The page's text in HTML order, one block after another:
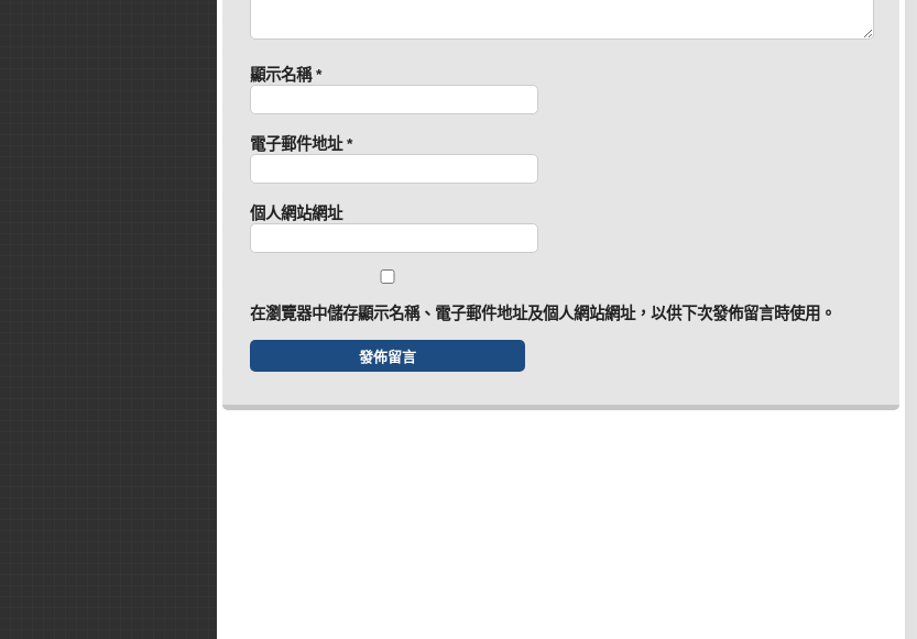
顯示名稱*
電子郵件地址*
個人網站網址
在瀏覽器中儲存顯示名稱、電子郵件地址及個人網站網址，以供下次發佈留言時使用。